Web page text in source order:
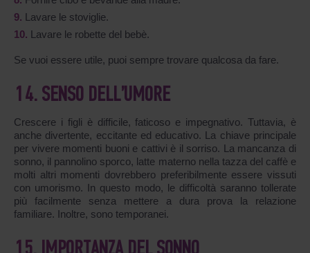
Lavare le stoviglie.
Lavare le robette del bebè.
Se vuoi essere utile, puoi sempre trovare qualcosa da fare.
14. SENSO DELL’UMORE
Crescere i figli è difficile, faticoso e impegnativo. Tuttavia, è
anche divertente, eccitante ed educativo. La chiave principale
per vivere momenti buoni e cattivi è il sorriso. La mancanza di
sonno, il pannolino sporco, latte materno nella tazza del caffè e
molti altri momenti dovrebbero preferibilmente essere vissuti
con umorismo. In questo modo, le difficoltà saranno tollerate
più facilmente senza mettere a dura prova la relazione
familiare. Inoltre, sono temporanei.